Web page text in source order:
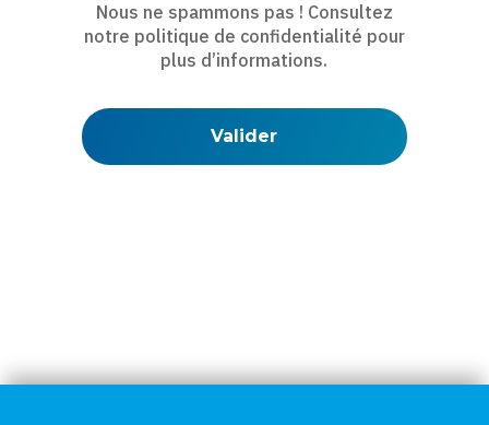
Nous ne spammons pas ! Consultez
notre politique de confidentialité pour
plus d’informations.